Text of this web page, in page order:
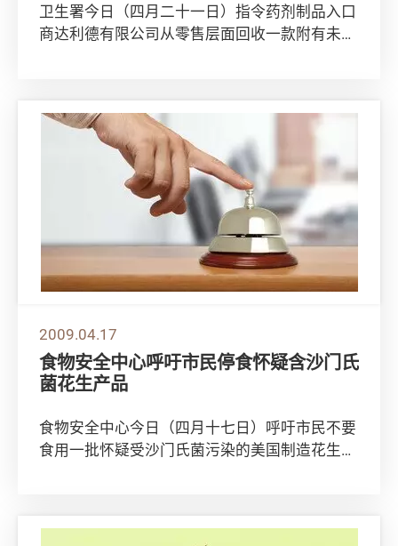
卫生署今日（四月二十一日）指令药剂制品入口
商达利德有限公司从零售层面回收一款附有未经
2009.04.17
食物安全中心呼吁市民停食怀疑含沙门氏
菌花生产品
食物安全中心今日（四月十七日）呼吁市民不要
食用一批怀疑受沙门氏菌污染的美国制造花生产